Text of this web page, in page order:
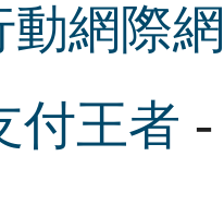
動網際
付王者